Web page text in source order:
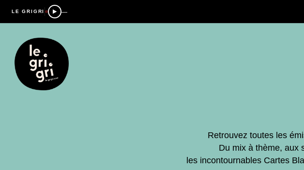
LE GRIGRI —
Retrouvez toutes les
Du mix à thème, aux
les incontournables Cartes